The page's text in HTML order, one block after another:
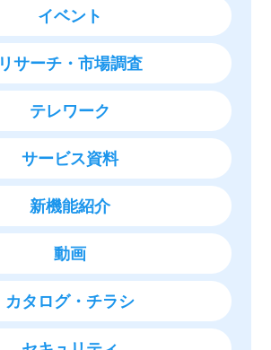
イベント
リサーチ・市場調査
テレワーク
サービス資料
新機能紹介
動画
カタログ・チラシ